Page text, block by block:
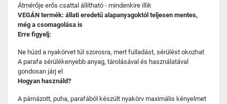
Átmérője erős csattal állítható - mindenkire illik
VEGÁN termék: állati eredetű alapanyagoktól teljesen mentes,
még a csomagolása is
Erre figyelj:
Ne húzd a nyakörvet túl szorosra, mert fulladást, sérülést okozhat
A parafa sérülékenyebb anyag, tárolásával és használatával
gondosan járj el
Hogyan használd?
A párnázott, puha, parafából készült nyakörv maximális kényelmet